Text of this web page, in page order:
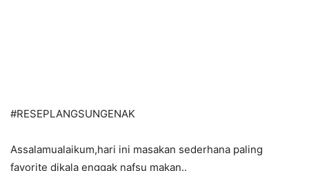
#RESEPLANGSUNGENAK
Assalamualaikum,hari ini masakan sederhana paling
favorite dikala enggak nafsu makan..